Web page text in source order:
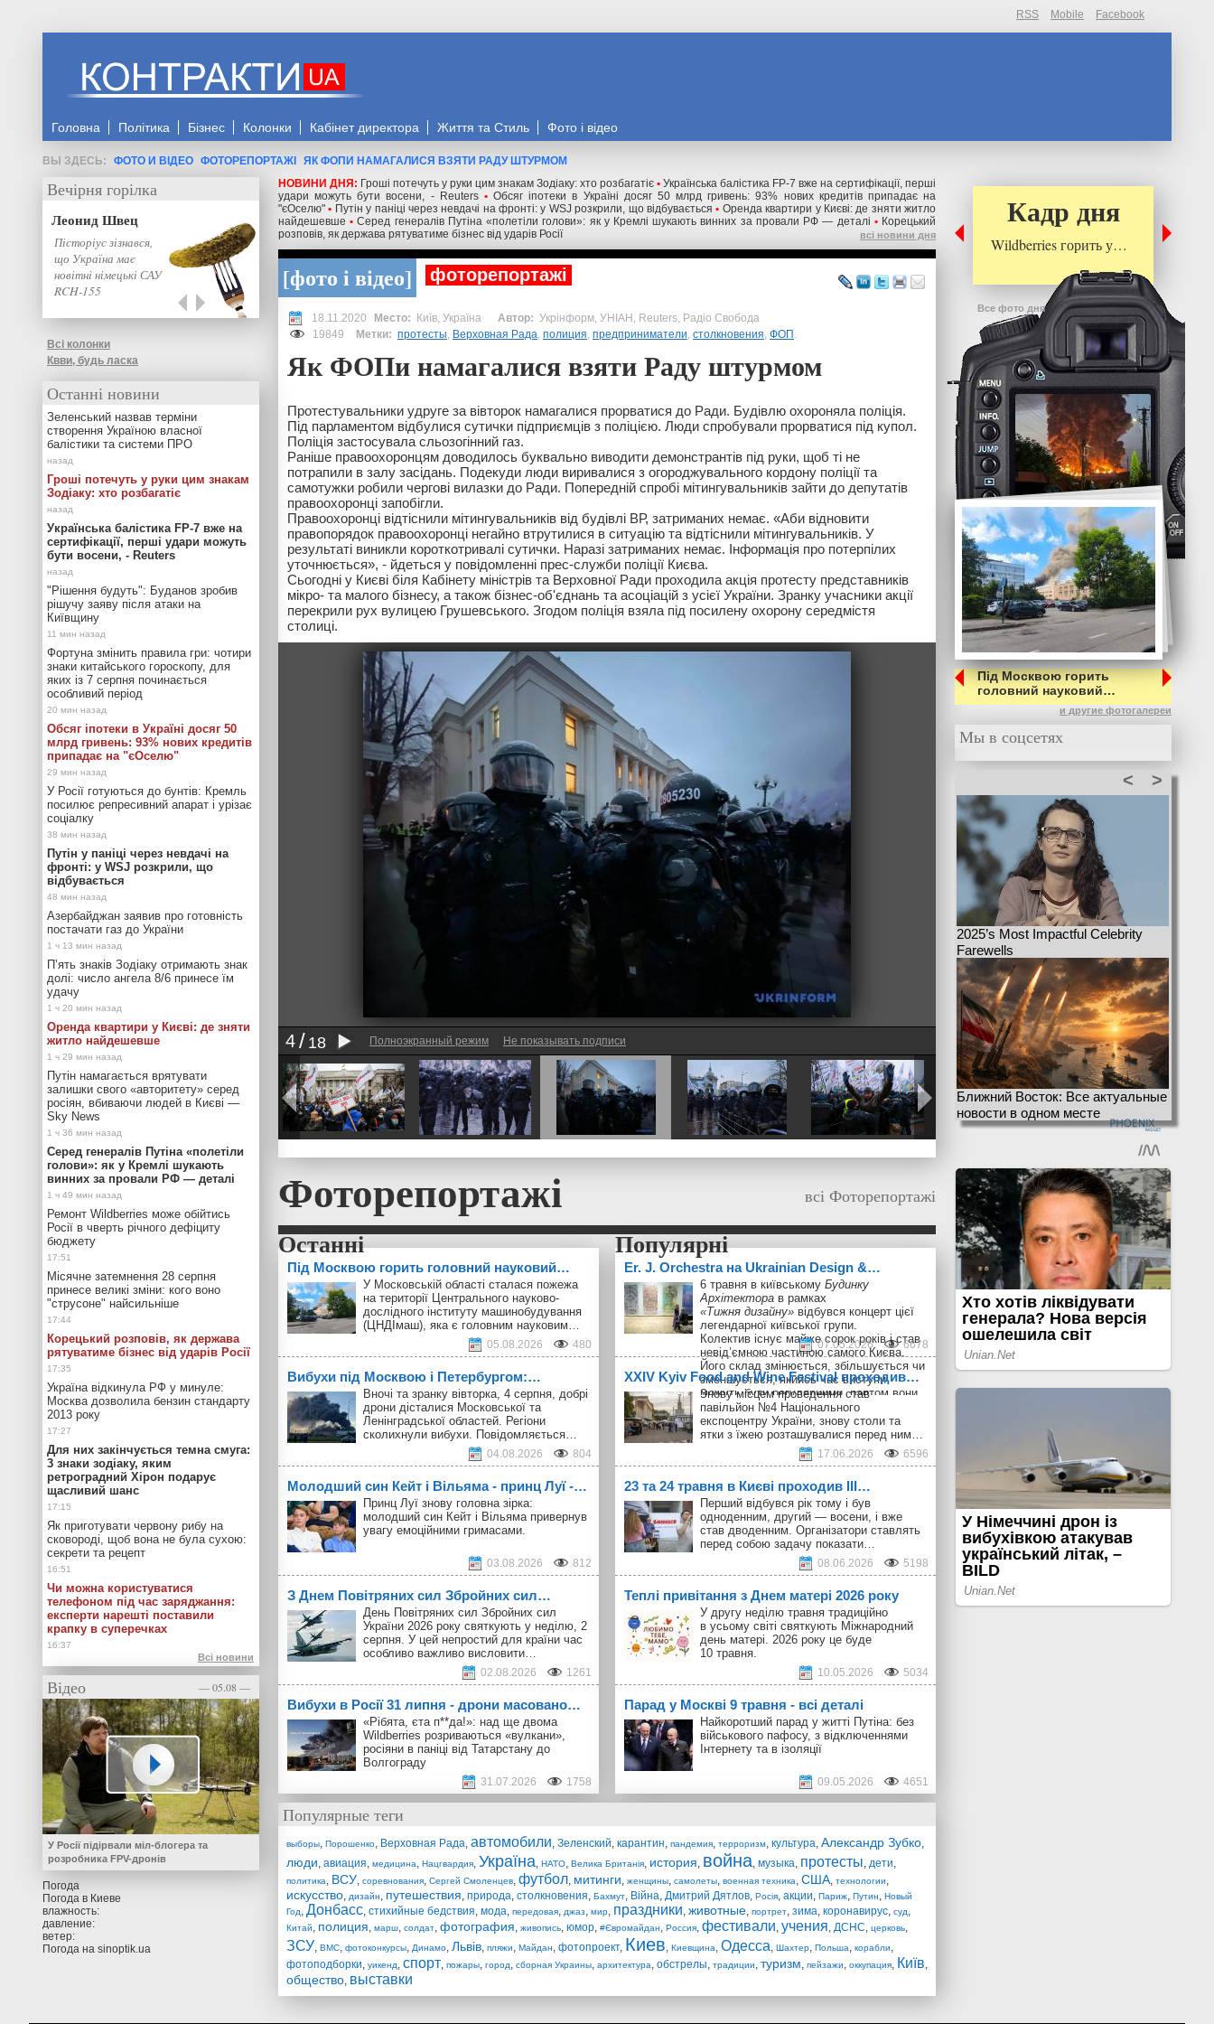
RSS Mobile Facebook
Головна Політика Бізнес Колонки Кабінет директора Життя та Стиль Фото і відео
ФОТО И ВІДЕО ФОТОРЕПОРТАЖІ
ЯК ФОПИ НАМАГАЛИСЯ ВЗЯТИ РАДУ ШТУРМОМ
НОВИНИ ДНЯ: Гроші потечуть у руки цим знакам Зодіаку: хто розбагатіє • Українська балістика FP-7 вже на сертифікації, перші
удари можуть бути восени, - Reuters • Обсяг іпотеки в Україні досяг 50 млрд гривень: 93% нових кредитів припадає на
"єОселю" • Путін у паніці через невдачі на фронті: у WSJ розкрили, що відбувається • Оренда квартири у Києві: де зняти житло
найдешевше • Серед генералів Путіна «полетіли голови»: як у Кремлі шукають винних за провали РФ — деталі • Корецький
розповів, як держава рятуватиме бізнес від ударів Росії
всі новини дня
фото і відео фоторепортажі
18.11.2020 Київ, Україна
Укрінформ, УНІАН, Reuters, Радіо Свобода
19849
Метки: протесты, Верховная Рада, полиция, предприниматели, столкновения, ФОП .
Як ФОПи намагалися взяти Раду штурмом
Протестувальники удруге за вівторок намагалися прорватися до Ради. Будівлю охороняла поліція.
Під парламентом відбулися сутички підприємців з поліцією. Люди спробували прорватися під купол.
Поліція застосувала сльозогінний газ.
Раніше правоохоронцям доводилось буквально виводити демонстрантів під руки, щоб ті не
потрапили в залу засідань. Подекуди люди виривалися з огороджувального кордону поліції та
самотужки робили чергові вилазки до Ради. Попередній спробі мітингувальників зайти до депутатів
правоохоронці запобігли.
Правоохоронці відтіснили мітингувальників від будівлі ВР, затриманих немає. «Аби відновити
правопорядок правоохоронці негайно втрутилися в ситуацію та відтіснили мітингувальників. У
результаті виникли короткотривалі сутички. Наразі затриманих немає. Інформація про потерпілих
уточнюється», - йдеться у повідомленні прес-служби поліції Києва.
Сьогодні у Києві біля Кабінету міністрів та Верховної Ради проходила акція протесту представників
мікро- та малого бізнесу, а також бізнес-об'єднань та асоціацій з усієї України. Зранку учасники акції
перекрили рух вулицею Грушевського. Згодом поліція взяла під посилену охорону середмістя
столиці.
4 18 Полноэкранный режим Не показывать подписи
Фоторепортажі всі Фоторепортажі
Під Москвою горить головний науковий…
У Московській області сталася пожежа
на території Центрального науково-
дослідного інституту машинобудування
(ЦНДІмаш), яка є головним науковим…
05.08.2026 480
Вибухи під Москвою і Петербургом:…
Вночі та зранку вівторка, 4 серпня, добрі
дрони дісталися Московської та
Ленінградської областей. Регіони
сколихнули вибухи. Повідомляється…
04.08.2026 804
Молодший син Кейт і Вільяма - принц Луї -…
Принц Луї знову головна зірка:
молодший син Кейт і Вільяма привернув
увагу емоційними гримасами.
03.08.2026 812
З Днем Повітряних сил Збройних сил…
День Повітряних сил Збройних сил
України 2026 року святкують у неділю, 2
серпня. У цей непростий для країни час
особливо важливо висловити…
02.08.2026 1261
Вибухи в Росії 31 липня - дрони масовано…
«Рібята, єта п**да!»: над ще двома
Wildberries розриваються «вулкани»,
росіяни в паніці від Татарстану до
Волгограду
31.07.2026 1758
Er. J. Orchestra на Ukrainian Design &…
6 травня в київському Будинку
Архітектора в рамках
«Тижня дизайну» відбувся концерт цієї
легендарної київської групи.
Колектив існує майже сорок років і став
невід’ємною частиною самого Києва.
Його склад змінюється, збільшується чи
зменшується, якийсь час виступи
можуть бути регулярними, раптом вони
майже припиняються і пізніше виникають
на новому місці. Концерти великим
складом нечасті і збирають своєрідний
клуб шанувальників, в якому майже всі
знайомі. Участь вUkrainian Design &
що від перших днів колектив активно
співпрацює з художниками: колись це
виставки, що поєднані з концертами,
колись — художньо-музичні
перформенси.
07.05.2026 6678
ХXІV Kyiv Food and Wine Festival проходив…
Знову місцем проведення став
павільйон №4 Національного
експоцентру України, знову столи та
ятки з їжею розташувалися перед ним…
17.06.2026 6596
23 та 24 травня в Києві проходив III…
Перший відбувся рік тому і був
одноденним, другий — восени, і вже
став дводенним. Організатори ставлять
перед собою задачу показати…
08.06.2026 5198
Теплі привітання з Днем матері 2026 року
У другу неділю травня традиційно
в усьому світі святкують Міжнародний
день матері. 2026 року це буде
10 травня.
10.05.2026 5034
Парад у Москві 9 травня - всі деталі
Найкоротший парад у житті Путіна: без
військового пафосу, з відключеннями
Інтернету та в ізоляції
09.05.2026 4651
Популярные теги
выборы, Порошенко, Верховная Рада, автомобили, Зеленский, карантин, пандемия, терроризм, культура, Александр Зубко,
люди, авиация, медицина, Нацгвардия, Україна, НАТО, Велика Британія, история, война, музыка, протесты, дети,
политика, ВСУ, соревнования, Сергей Смоленцев, футбол, митинги, женщины, самолеты, военная техника, США, технологии,
искусство, дизайн, путешествия, природа, столкновения, Бахмут, Війна, Дмитрий Дятлов, Росія, акции, Париж, Путин, Новый
Год, Донбасс, стихийные бедствия, мода, передовая, джаз, мир, праздники, животные, портрет, зима, коронавирус, суд,
Китай, полиция, марш, солдат, фотография, живопись, юмор, #Євромайдан, Россия, фестивали, учения, ДСНС, церковь,
ЗСУ, ВМС, фотоконкурсы, Динамо, Львів, пляжи, Майдан, фотопроект, Киев, Киевщина, Одесса, Шахтер, Польша, корабли,
фотоподборки, уикенд, спорт, пожары, город, сборная Украины, архитектура, обстрелы, традиции, туризм, пейзажи, оккупация, Київ,
общество, выставки
Вечірня горілка
Леонид Швец
Пісторіус зізнався,
що Україна має
новітні німецькі САУ
RCH-155
Всі колонки
Квви, будь ласка
Останні новини
Зеленський назвав терміни
створення Україною власної
балістики та системи ПРО
Гроші потечуть у руки цим знакам
Зодіаку: хто розбагатіє
Українська балістика FP-7 вже на
сертифікації, перші удари можуть
бути восени, - Reuters
"Рішення будуть": Буданов зробив
рішучу заяву після атаки на
Київщину
Фортуна змінить правила гри: чотири
знаки китайського гороскопу, для
яких із 7 серпня починається
особливий період
Обсяг іпотеки в Україні досяг 50
млрд гривень: 93% нових кредитів
припадає на "єОселю"
У Росії готуються до бунтів: Кремль
посилює репресивний апарат і урізає
соціалку
Путін у паніці через невдачі на
фронті: у WSJ розкрили, що
відбувається
Азербайджан заявив про готовність
постачати газ до України
П’ять знаків Зодіаку отримають знак
долі: число ангела 8/6 принесе їм
удачу
Оренда квартири у Києві: де зняти
житло найдешевше
Путін намагається врятувати
залишки свого «авторитету» серед
росіян, вбиваючи людей в Києві —
Sky News
Серед генералів Путіна «полетіли
голови»: як у Кремлі шукають
винних за провали РФ — деталі
Ремонт Wildberries може обійтись
Росії в чверть річного дефіциту
бюджету
Місячне затемнення 28 серпня
принесе великі зміни: кого воно
"струсоне" найсильніше
Корецький розповів, як держава
рятуватиме бізнес від ударів Росії
Україна відкинула РФ у минуле:
Москва дозволила бензин стандарту
2013 року
Для них закінчується темна смуга:
3 знаки зодіаку, яким
ретроградний Хірон подарує
щасливий шанс
Як приготувати червону рибу на
сковороді, щоб вона не була сухою:
секрети та рецепт
Чи можна користуватися
телефоном під час заряджання:
експерти нарешті поставили
крапку в суперечках
Всі новини
Відео — 05.08 —
У Росії підірвали міл-блогера та
розробника FPV-дронів
Погода
Погода в Киеве
влажность:
давление:
ветер:
Погода на sinoptik.ua
Кадр дня
Wildberries горить у…
Все фото дня
Під Москвою горить
головний науковий…
и другие фотогалереи
Мы в соцсетях
>
<
2025’s Most Impactful Celebrity
Farewells
Ближний Восток: Все актуальные
новости в одном месте